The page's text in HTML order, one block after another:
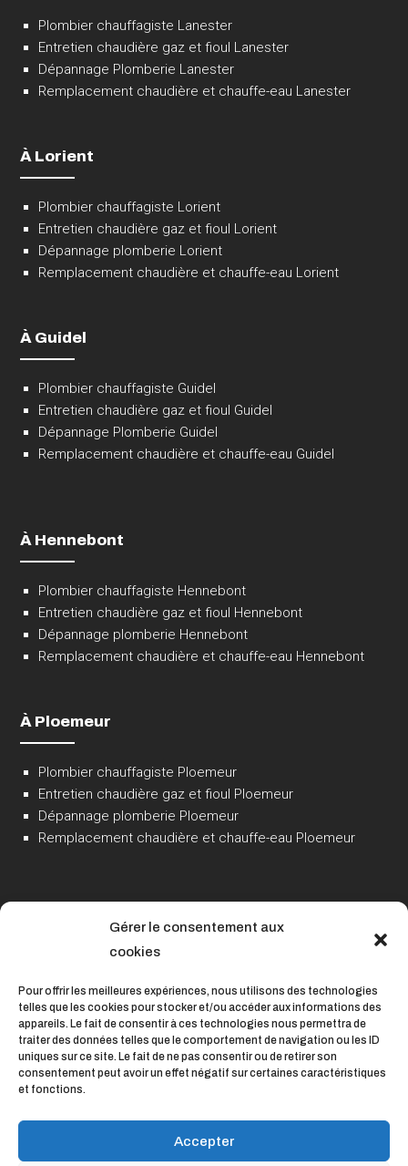
Gérer le consentement aux
cookies
Pour offrir les meilleures expériences, nous utilisons des technologies
telles que les cookies pour stocker et/ou accéder aux informations des
appareils. Le fait de consentir à ces technologies nous permettra de
traiter des données telles que le comportement de navigation ou les ID
uniques sur ce site. Le fait de ne pas consentir ou de retirer son
consentement peut avoir un effet négatif sur certaines caractéristiques
et fonctions.
Accepter
Plombier chauffagiste Lanester
Entretien chaudière gaz et fioul Lanester
Dépannage Plomberie Lanester
Remplacement chaudière et chauffe-eau Lanester
À Lorient
Plombier chauffagiste Lorient
Entretien chaudière gaz et fioul Lorient
Dépannage plomberie Lorient
Remplacement chaudière et chauffe-eau Lorient
À Guidel
Plombier chauffagiste Guidel
Entretien chaudière gaz et fioul Guidel
Dépannage Plomberie Guidel
Remplacement chaudière et chauffe-eau Guidel
À Hennebont
Plombier chauffagiste Hennebont
Entretien chaudière gaz et fioul Hennebont
Dépannage plomberie Hennebont
Remplacement chaudière et chauffe-eau Hennebont
À Ploemeur
Plombier chauffagiste Ploemeur
Entretien chaudière gaz et fioul Ploemeur
Dépannage plomberie Ploemeur
Remplacement chaudière et chauffe-eau Ploemeur